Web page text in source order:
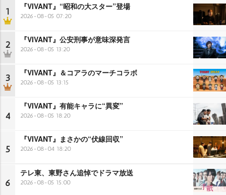
1 『VIVANT』“昭和の大スター”登場
2026-08-05 07:20
2 『VIVANT』公安刑事が意味深発言
2026-08-05 13:20
3 『VIVANT』＆コアラのマーチコラボ
2026-08-05 13:15
4
『VIVANT』有能キャラに“異変”
2026-08-05 18:20
5
『VIVANT』まさかの“伏線回収”
2026-08-04 18:20
6
テレ東、東野さん追悼でドラマ放送
2026-08-05 15:00